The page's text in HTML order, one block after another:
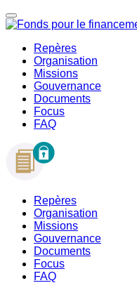
Repères
Organisation
Missions
Gouvernance
Documents
Focus
FAQ
Repères
Organisation
Missions
Gouvernance
Documents
Focus
FAQ